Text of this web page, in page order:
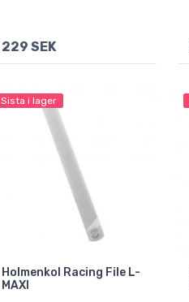
229 SEK
Sista i lager
Holmenkol Racing File L-
MAXI